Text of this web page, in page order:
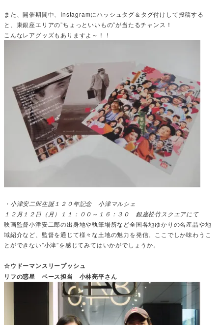
また、開催期間中、Instagramにハッシュタグ＆タグ付けして投稿する
と、東銀座エリアの”ちょっといいもの”が当たるチャンス！
こんなレアグッズもありますよ～！！
・小津安二郎生誕１２０年記念 小津マルシェ
１２月１２日（月）１１：００～１６：３０ 銀座松竹スクエアにて
映画監督小津安二郎の出身地や執筆場所など全国各地ゆかりの名産品や地
域紹介など、監督を通じて様々な土地の魅力を発信。ここでしか味わうこ
とができない”小津”を感じてみてはいかがでしょうか。
☆ウドーマンスリープッシュ
リフの惑星 ベース担当 小林亮平さん